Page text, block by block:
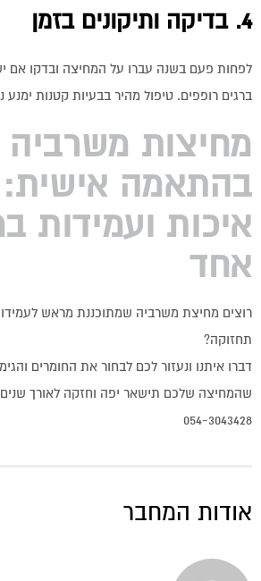
4. בדיקה ותיקונים בזמן
לפחות פעם בשנה עברו על המחיצה ובדקו אם
ברגים רופפים. טיפול מהיר בבעיות קטנות ימנע
מחיצות משרביה
בהתאמה אישית:
איכות ועמידות
אחד
רוצים מחיצת משרביה שמתוכננת מראש
תחזוקה?
דברו איתנו ונעזור לכם לבחור את החומרים
שהמחיצה שלכם תישאר יפה וחזקה לאורך
054-3043428
אודות המחבר